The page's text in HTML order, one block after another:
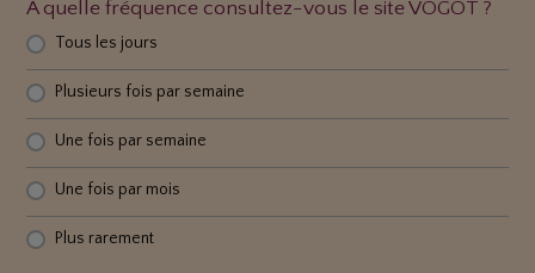
À quelle fréquence consultez-vous le site VOGOT ?
Tous les jours
Plusieurs fois par semaine
Une fois par semaine
Une fois par mois
Plus rarement